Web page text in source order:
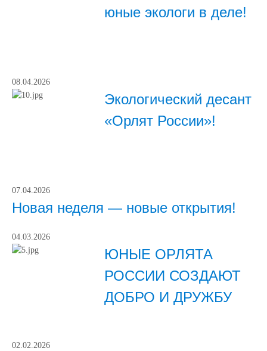
юные экологи в деле!
08.04.2026
Экологический десант
«Орлят России»!
07.04.2026
Новая неделя — новые открытия!
04.03.2026
ЮНЫЕ ОРЛЯТА
РОССИИ СОЗДАЮТ
ДОБРО И ДРУЖБУ
02.02.2026